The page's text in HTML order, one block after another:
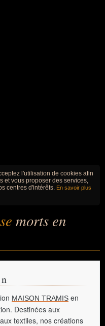
l'utilisation de cookies afin
et vous proposer des services,
centres d'intérêts. En savoir plus
morts en
MAISON TRAMIS en
Destinées aux
textiles, nos créations